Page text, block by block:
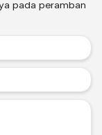
pada peramban